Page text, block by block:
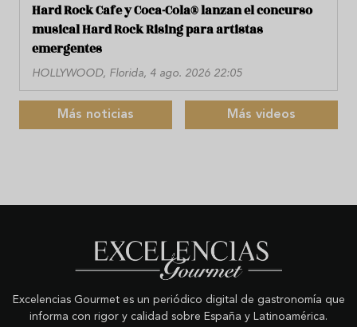
Hard Rock Cafe y Coca-Cola® lanzan el concurso
musical Hard Rock Rising para artistas
emergentes
HOLLYWOOD, Florida, 4 ago. 2026 22:05
Más noticias Más videos
Excelencias Gourmet es un periódico digital de gastronomía que
informa con rigor y calidad sobre España y Latinoamérica.